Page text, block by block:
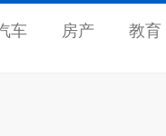
车 房产 教育